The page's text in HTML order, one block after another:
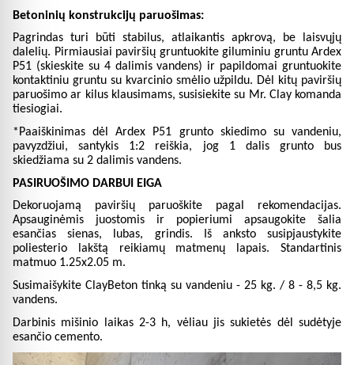
Betoninių konstrukcijų paruošimas:
Pagrindas turi būti stabilus, atlaikantis apkrovą, be laisvųjų
dalelių. Pirmiausiai paviršių gruntuokite giluminiu gruntu Ardex
P51 (skieskite su 4 dalimis vandens) ir papildomai gruntuokite
kontaktiniu gruntu su kvarcinio smėlio užpildu. Dėl kitų paviršių
paruošimo ar kilus klausimams, susisiekite su Mr. Clay komanda
tiesiogiai.
*Paaiškinimas dėl Ardex P51 grunto skiedimo su vandeniu,
pavyzdžiui, santykis 1:2 reiškia, jog 1 dalis grunto bus
skiedžiama su 2 dalimis vandens.
PASIRUOŠIMO DARBUI EIGA
Dekoruojamą paviršių paruoškite pagal rekomendacijas.
Apsauginėmis juostomis ir popieriumi apsaugokite šalia
esančias sienas, lubas, grindis. Iš anksto susipjaustykite
poliesterio lakštą reikiamų matmenų lapais. Standartinis
matmuo 1.25x2.05 m.
Susimaišykite ClayBeton tinką su vandeniu - 25 kg. / 8 - 8,5 kg.
vandens.
Darbinis mišinio laikas 2-3 h, vėliau jis sukietės dėl sudėtyje
esančio cemento.